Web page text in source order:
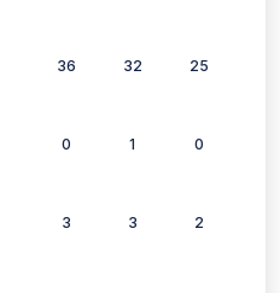
36 32 25
0 1 0
3 3 2